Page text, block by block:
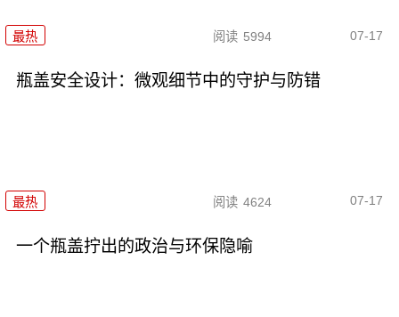
最热 阅读 5994 07-17
瓶盖安全设计：微观细节中的守护与防错
最热 阅读 4624 07-17
一个瓶盖拧出的政治与环保隐喻